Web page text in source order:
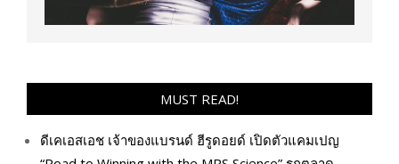
MUST READ!
ดีเคเอสเอช เจ้าของแบรนด์ ฮีรูดอยด์ เปิดตัวแคมเปญ